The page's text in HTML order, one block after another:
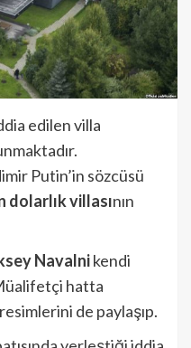
edilen villa
Putin’in sözcüsü
dolarlık villasının
Navalnikendi
hatta
de paylaşıp.